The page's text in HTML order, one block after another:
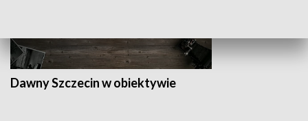
Dawny Szczecin w obiektywie